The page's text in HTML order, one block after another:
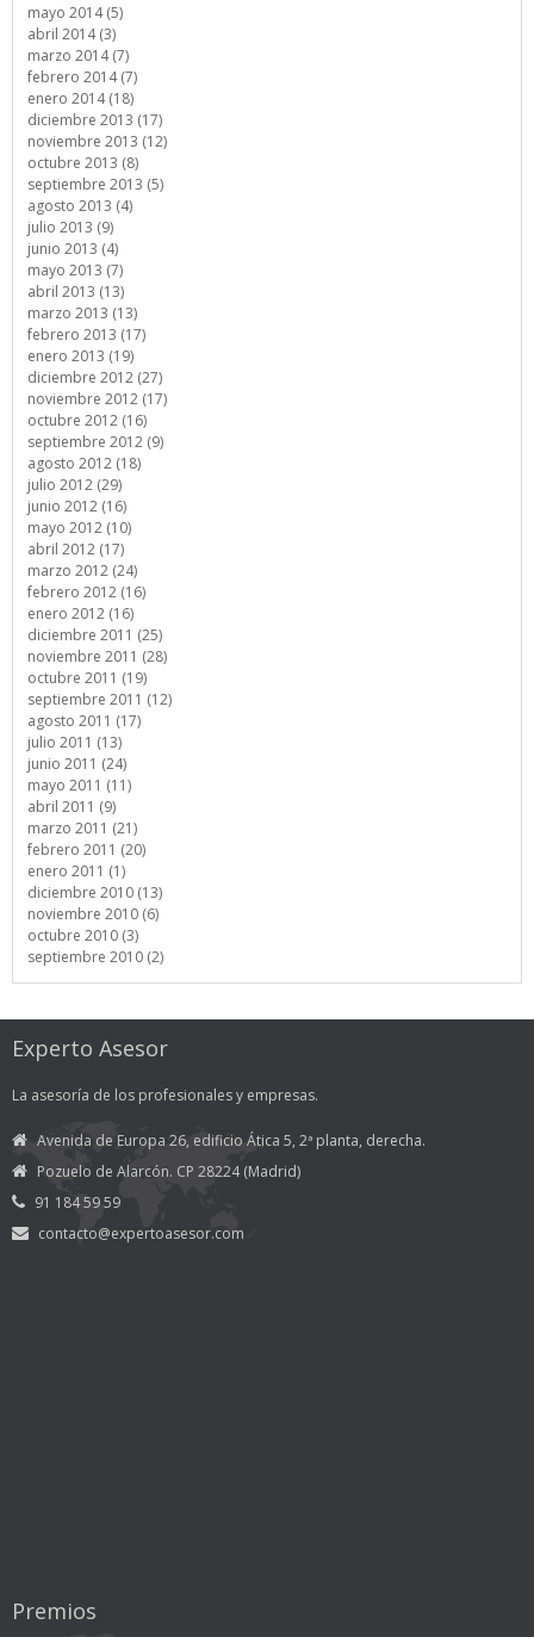
mayo 2014 (5)
abril 2014 (3)
marzo 2014 (7)
febrero 2014 (7)
enero 2014 (18)
diciembre 2013 (17)
noviembre 2013 (12)
octubre 2013 (8)
septiembre 2013 (5)
agosto 2013 (4)
julio 2013 (9)
junio 2013 (4)
mayo 2013 (7)
abril 2013 (13)
marzo 2013 (13)
febrero 2013 (17)
enero 2013 (19)
diciembre 2012 (27)
noviembre 2012 (17)
octubre 2012 (16)
septiembre 2012 (9)
agosto 2012 (18)
julio 2012 (29)
junio 2012 (16)
mayo 2012 (10)
abril 2012 (17)
marzo 2012 (24)
febrero 2012 (16)
enero 2012 (16)
diciembre 2011 (25)
noviembre 2011 (28)
octubre 2011 (19)
septiembre 2011 (12)
agosto 2011 (17)
julio 2011 (13)
junio 2011 (24)
mayo 2011 (11)
abril 2011 (9)
marzo 2011 (21)
febrero 2011 (20)
enero 2011 (1)
diciembre 2010 (13)
noviembre 2010 (6)
octubre 2010 (3)
septiembre 2010 (2)
Experto Asesor
La asesoría de los profesionales y empresas.
Avenida de Europa 26, edificio Ática 5, 2ª planta, derecha.
Pozuelo de Alarcón. CP 28224 (Madrid)
91 184 59 59
contacto@expertoasesor.com
Premios